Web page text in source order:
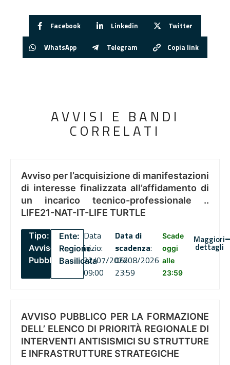
Facebook Linkedin Twitter
WhatsApp Telegram Copia link
AVVISI E BANDI
CORRELATI
Avviso per l’acquisizione di manifestazioni
di interesse finalizzata all’affidamento di
un incarico tecnico-professionale ..
LIFE21-NAT-IT-LIFE TURTLE
Tipo:
Avviso
Pubblico
Ente:
Regione
Basilicata
Data
inizio:
22/07/2026
09:00
Data di
scadenza:
06/08/2026
23:59
Scade
oggi
alle
23:59
Maggiori
dettagli
AVVISO PUBBLICO PER LA FORMAZIONE
DELL’ ELENCO DI PRIORITÀ REGIONALE DI
INTERVENTI ANTISISMICI SU STRUTTURE
E INFRASTRUTTURE STRATEGICHE